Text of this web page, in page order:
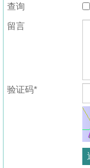
查询
留言
验证码*